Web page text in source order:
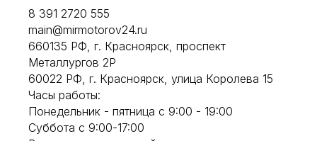
8 391 2720 555
main@mirmotorov24.ru
660135 РФ, г. Красноярск, проспект
Металлургов 2Р
60022 РФ, г. Красноярск, улица Королева 15
Часы работы:
Понедельник - пятница с 9:00 - 19:00
Суббота с 9:00-17:00